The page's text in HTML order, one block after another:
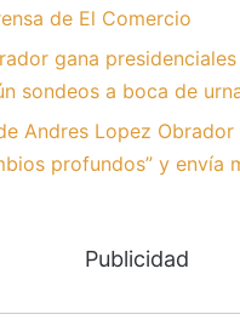
de El Comercio
gana
sondeos a boca de
Andres Lopez
profundos” y envía
Publicidad